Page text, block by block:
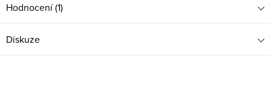
Hodnocení (1)
Diskuze